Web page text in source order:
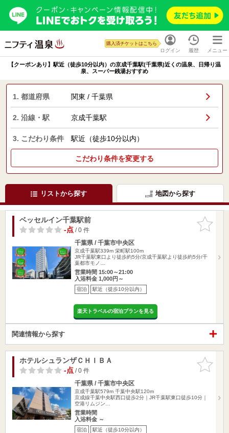
ログイン
購入済チケットはこちら
履歴 メニュー
【クーポンあり】駅近（徒歩10分以内）の京成千葉駅(千葉県)近くの温泉、日帰り温
泉、スーパー銭湯おすすめ
1. 都道府県 関東 / 千葉県
2. 沿線・駅 京成千葉駅
3. こだわり条件 駅近（徒歩10分以内）
こだわり条件を変更する
リストから探す 地図から探す
お気に入
りに追加
ベッセルイン千葉駅前
-点/ 0 件
千葉県 / 千葉市中央区
京成千葉駅339m 栄町駅100m
JR千葉駅東口より徒歩約5分/京成千葉駅より徒歩約5分/千
葉都市モノ…
営業時間 15:00～21:00
入浴料金 1,000円～
宿泊 駅近（徒歩10分以内）
楽天トラベルの宿泊プランを見る
関連情報から探す
お気に入
りに追加
ホテルシュランザＣＨＩＢＡ
-点/ 0 件
千葉県 / 千葉市中央区
京成千葉駅579m 千葉中央駅120m
京成線千葉中央駅西口徒歩2分｜JR千葉駅東口徒歩10分｜
空港リムジン…
営業時間
入浴料金 ～
宿泊 駅近（徒歩10分以内）